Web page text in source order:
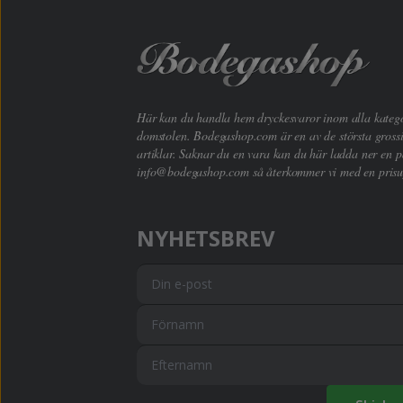
Här kan du handla hem dryckesvaror inom alla
domstolen. Bodegashop.com är en av de största
artiklar. Saknar du en vara kan du här ladda ner en
info@bodegashop.comså återkommer vi med en
NYHETSBREV